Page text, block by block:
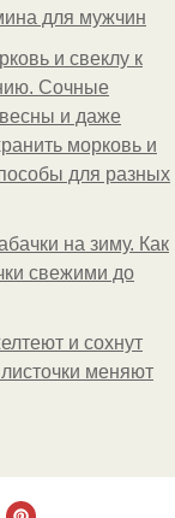
для мужчин
и свеклу к
Сочные
и даже
морковь и
для разных
на зиму. Как
свежими до
и сохнут
меняют